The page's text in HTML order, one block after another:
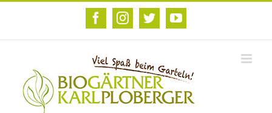
Zum
FacebookInstagram
TwitterYouTube